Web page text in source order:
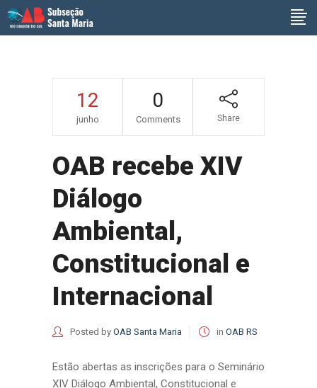
12
junho
0
Comments Share
OAB recebe XIV
Diálogo
Ambiental,
Constitucional e
Internacional
Posted by OAB Santa Maria in OAB RS
Estão abertas as inscrições para o Seminário
XIV Diálogo Ambiental, Constitucional e